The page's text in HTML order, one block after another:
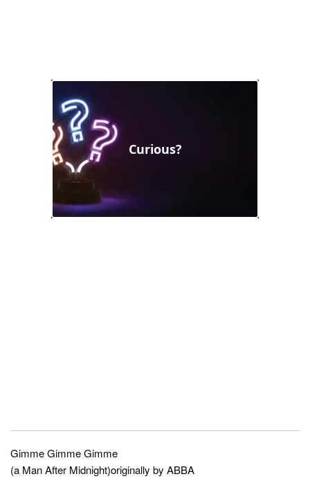
Gimme Gimme Gimme
(a Man After Midnight)originally by ABBA